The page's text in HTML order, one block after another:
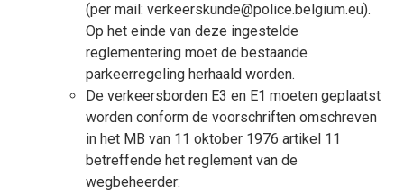
(per mail: verkeerskunde@police.belgium.eu).
Op het einde van deze ingestelde
reglementering moet de bestaande
parkeerregeling herhaald worden.
De verkeersborden E3 en E1 moeten geplaatst
worden conform de voorschriften omschreven
in het MB van 11 oktober 1976 artikel 11
betreffende het reglement van de
wegbeheerder: